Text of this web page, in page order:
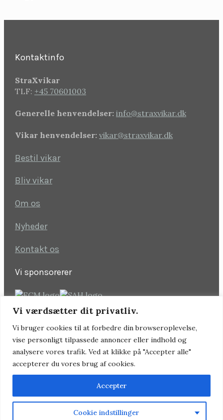
Vi værdsætter dit privatliv.
Vi bruger cookies til at forbedre din browseroplevelse,
vise personligt tilpassede annoncer eller indhold og
analysere vores trafik. Ved at klikke på "Accepter alle"
accepterer du vores brug af cookies.
Cookie indstillinger
Accepter
Kontaktinfo
StraXvikar
TLF: +45 70601003
Generelle henvendelser: info@straxvikar.dk
Vikar henvendelser: vikar@straxvikar.dk
Bestil vikar
Bliv vikar
Om os
Nyheder
Kontakt os
Vi sponsorerer
©2026 Straxvikar | CVR. 40853723 | TLF:
|Privatlivspolitik
Whistleblower